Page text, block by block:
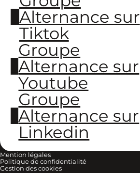
Alternance sur
Tiktok
Groupe
Alternance sur
Youtube
Groupe
Alternance sur
Linkedin
Mention légales
Politique de confidentialité
Gestion des cookies